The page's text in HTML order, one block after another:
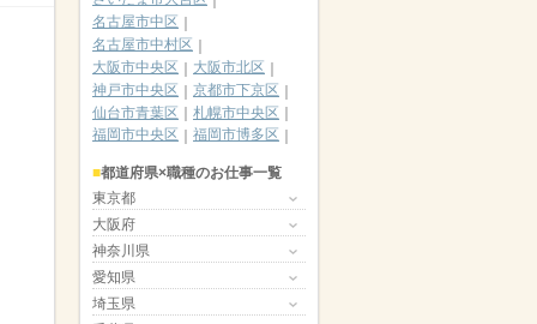
名古屋市中区
名古屋市中村区
大阪市中央区
大阪市北区
神戸市中央区
京都市下京区
仙台市青葉区
札幌市中央区
福岡市中央区
福岡市博多区
都道府県×職種のお仕事一覧
東京都
大阪府
神奈川県
愛知県
埼玉県